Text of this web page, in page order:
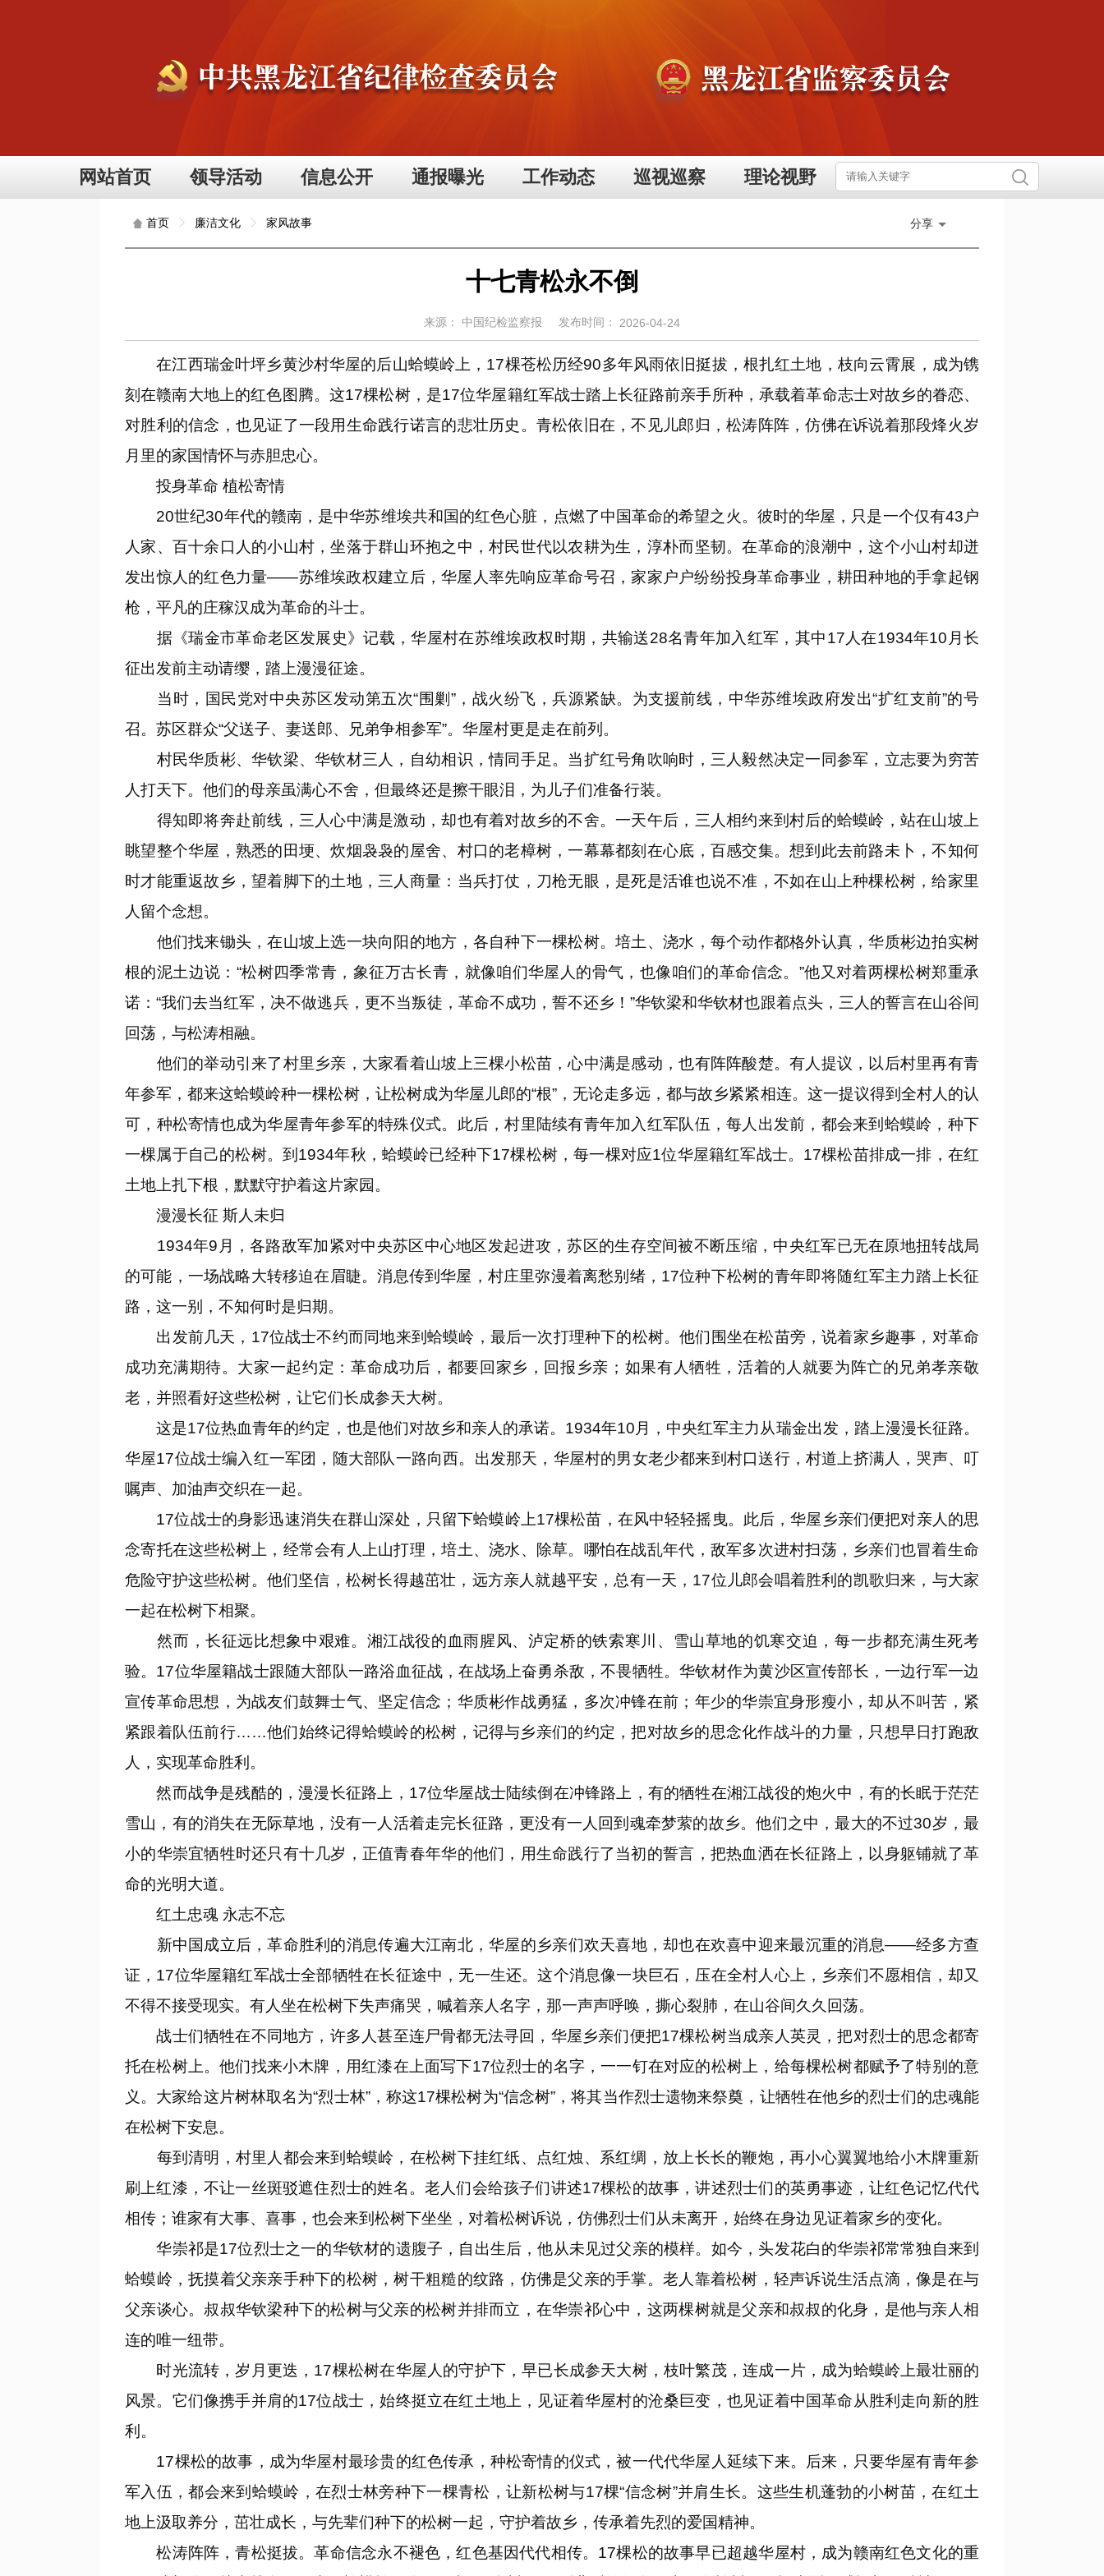
网站首页 领导活动 信息公开 通报曝光 工作动态 巡视巡察 理论视野
首页 廉洁文化 家风故事 分享
十七青松永不倒
来源： 中国纪检监察报 发布时间： 2026-04-24
在江西瑞金叶坪乡黄沙村华屋的后山蛤蟆岭上，17棵苍松历经90多年风雨依旧挺拔，根扎红土地，枝向云霄展，成为镌
刻在赣南大地上的红色图腾。这17棵松树，是17位华屋籍红军战士踏上长征路前亲手所种，承载着革命志士对故乡的眷恋、
对胜利的信念，也见证了一段用生命践行诺言的悲壮历史。青松依旧在，不见儿郎归，松涛阵阵，仿佛在诉说着那段烽火岁
月里的家国情怀与赤胆忠心。
投身革命 植松寄情
20世纪30年代的赣南，是中华苏维埃共和国的红色心脏，点燃了中国革命的希望之火。彼时的华屋，只是一个仅有43户
人家、百十余口人的小山村，坐落于群山环抱之中，村民世代以农耕为生，淳朴而坚韧。在革命的浪潮中，这个小山村却迸
发出惊人的红色力量——苏维埃政权建立后，华屋人率先响应革命号召，家家户户纷纷投身革命事业，耕田种地的手拿起钢
枪，平凡的庄稼汉成为革命的斗士。
据《瑞金市革命老区发展史》记载，华屋村在苏维埃政权时期，共输送28名青年加入红军，其中17人在1934年10月长
征出发前主动请缨，踏上漫漫征途。
当时，国民党对中央苏区发动第五次“围剿”，战火纷飞，兵源紧缺。为支援前线，中华苏维埃政府发出“扩红支前”的号
召。苏区群众“父送子、妻送郎、兄弟争相参军”。华屋村更是走在前列。
村民华质彬、华钦梁、华钦材三人，自幼相识，情同手足。当扩红号角吹响时，三人毅然决定一同参军，立志要为穷苦
人打天下。他们的母亲虽满心不舍，但最终还是擦干眼泪，为儿子们准备行装。
得知即将奔赴前线，三人心中满是激动，却也有着对故乡的不舍。一天午后，三人相约来到村后的蛤蟆岭，站在山坡上
眺望整个华屋，熟悉的田埂、炊烟袅袅的屋舍、村口的老樟树，一幕幕都刻在心底，百感交集。想到此去前路未卜，不知何
时才能重返故乡，望着脚下的土地，三人商量：当兵打仗，刀枪无眼，是死是活谁也说不准，不如在山上种棵松树，给家里
人留个念想。
他们找来锄头，在山坡上选一块向阳的地方，各自种下一棵松树。培土、浇水，每个动作都格外认真，华质彬边拍实树
根的泥土边说：“松树四季常青，象征万古长青，就像咱们华屋人的骨气，也像咱们的革命信念。”他又对着两棵松树郑重承
诺：“我们去当红军，决不做逃兵，更不当叛徒，革命不成功，誓不还乡！”华钦梁和华钦材也跟着点头，三人的誓言在山谷间
回荡，与松涛相融。
他们的举动引来了村里乡亲，大家看着山坡上三棵小松苗，心中满是感动，也有阵阵酸楚。有人提议，以后村里再有青
年参军，都来这蛤蟆岭种一棵松树，让松树成为华屋儿郎的“根”，无论走多远，都与故乡紧紧相连。这一提议得到全村人的认
可，种松寄情也成为华屋青年参军的特殊仪式。此后，村里陆续有青年加入红军队伍，每人出发前，都会来到蛤蟆岭，种下
一棵属于自己的松树。到1934年秋，蛤蟆岭已经种下17棵松树，每一棵对应1位华屋籍红军战士。17棵松苗排成一排，在红
土地上扎下根，默默守护着这片家园。
漫漫长征 斯人未归
1934年9月，各路敌军加紧对中央苏区中心地区发起进攻，苏区的生存空间被不断压缩，中央红军已无在原地扭转战局
的可能，一场战略大转移迫在眉睫。消息传到华屋，村庄里弥漫着离愁别绪，17位种下松树的青年即将随红军主力踏上长征
路，这一别，不知何时是归期。
出发前几天，17位战士不约而同地来到蛤蟆岭，最后一次打理种下的松树。他们围坐在松苗旁，说着家乡趣事，对革命
成功充满期待。大家一起约定：革命成功后，都要回家乡，回报乡亲；如果有人牺牲，活着的人就要为阵亡的兄弟孝亲敬
老，并照看好这些松树，让它们长成参天大树。
这是17位热血青年的约定，也是他们对故乡和亲人的承诺。1934年10月，中央红军主力从瑞金出发，踏上漫漫长征路。
华屋17位战士编入红一军团，随大部队一路向西。出发那天，华屋村的男女老少都来到村口送行，村道上挤满人，哭声、叮
嘱声、加油声交织在一起。
17位战士的身影迅速消失在群山深处，只留下蛤蟆岭上17棵松苗，在风中轻轻摇曳。此后，华屋乡亲们便把对亲人的思
念寄托在这些松树上，经常会有人上山打理，培土、浇水、除草。哪怕在战乱年代，敌军多次进村扫荡，乡亲们也冒着生命
危险守护这些松树。他们坚信，松树长得越茁壮，远方亲人就越平安，总有一天，17位儿郎会唱着胜利的凯歌归来，与大家
一起在松树下相聚。
然而，长征远比想象中艰难。湘江战役的血雨腥风、泸定桥的铁索寒川、雪山草地的饥寒交迫，每一步都充满生死考
验。17位华屋籍战士跟随大部队一路浴血征战，在战场上奋勇杀敌，不畏牺牲。华钦材作为黄沙区宣传部长，一边行军一边
宣传革命思想，为战友们鼓舞士气、坚定信念；华质彬作战勇猛，多次冲锋在前；年少的华崇宜身形瘦小，却从不叫苦，紧
紧跟着队伍前行……他们始终记得蛤蟆岭的松树，记得与乡亲们的约定，把对故乡的思念化作战斗的力量，只想早日打跑敌
人，实现革命胜利。
然而战争是残酷的，漫漫长征路上，17位华屋战士陆续倒在冲锋路上，有的牺牲在湘江战役的炮火中，有的长眠于茫茫
雪山，有的消失在无际草地，没有一人活着走完长征路，更没有一人回到魂牵梦萦的故乡。他们之中，最大的不过30岁，最
小的华崇宜牺牲时还只有十几岁，正值青春年华的他们，用生命践行了当初的誓言，把热血洒在长征路上，以身躯铺就了革
命的光明大道。
红土忠魂 永志不忘
新中国成立后，革命胜利的消息传遍大江南北，华屋的乡亲们欢天喜地，却也在欢喜中迎来最沉重的消息——经多方查
证，17位华屋籍红军战士全部牺牲在长征途中，无一生还。这个消息像一块巨石，压在全村人心上，乡亲们不愿相信，却又
不得不接受现实。有人坐在松树下失声痛哭，喊着亲人名字，那一声声呼唤，撕心裂肺，在山谷间久久回荡。
战士们牺牲在不同地方，许多人甚至连尸骨都无法寻回，华屋乡亲们便把17棵松树当成亲人英灵，把对烈士的思念都寄
托在松树上。他们找来小木牌，用红漆在上面写下17位烈士的名字，一一钉在对应的松树上，给每棵松树都赋予了特别的意
义。大家给这片树林取名为“烈士林”，称这17棵松树为“信念树”，将其当作烈士遗物来祭奠，让牺牲在他乡的烈士们的忠魂能
在松树下安息。
每到清明，村里人都会来到蛤蟆岭，在松树下挂红纸、点红烛、系红绸，放上长长的鞭炮，再小心翼翼地给小木牌重新
刷上红漆，不让一丝斑驳遮住烈士的姓名。老人们会给孩子们讲述17棵松的故事，讲述烈士们的英勇事迹，让红色记忆代代
相传；谁家有大事、喜事，也会来到松树下坐坐，对着松树诉说，仿佛烈士们从未离开，始终在身边见证着家乡的变化。
华崇祁是17位烈士之一的华钦材的遗腹子，自出生后，他从未见过父亲的模样。如今，头发花白的华崇祁常常独自来到
蛤蟆岭，抚摸着父亲亲手种下的松树，树干粗糙的纹路，仿佛是父亲的手掌。老人靠着松树，轻声诉说生活点滴，像是在与
父亲谈心。叔叔华钦梁种下的松树与父亲的松树并排而立，在华崇祁心中，这两棵树就是父亲和叔叔的化身，是他与亲人相
连的唯一纽带。
时光流转，岁月更迭，17棵松树在华屋人的守护下，早已长成参天大树，枝叶繁茂，连成一片，成为蛤蟆岭上最壮丽的
风景。它们像携手并肩的17位战士，始终挺立在红土地上，见证着华屋村的沧桑巨变，也见证着中国革命从胜利走向新的胜
利。
17棵松的故事，成为华屋村最珍贵的红色传承，种松寄情的仪式，被一代代华屋人延续下来。后来，只要华屋有青年参
军入伍，都会来到蛤蟆岭，在烈士林旁种下一棵青松，让新松树与17棵“信念树”并肩生长。这些生机蓬勃的小树苗，在红土
地上汲取养分，茁壮成长，与先辈们种下的松树一起，守护着故乡，传承着先烈的爱国精神。
松涛阵阵，青松挺拔。革命信念永不褪色，红色基因代代相传。17棵松的故事早已超越华屋村，成为赣南红色文化的重